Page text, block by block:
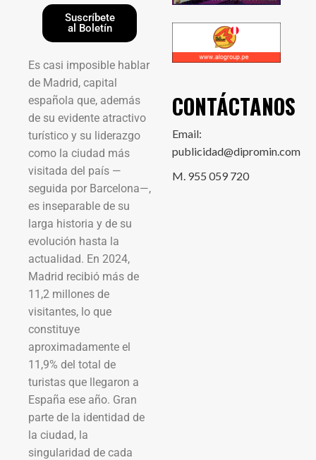
Suscríbete
al Boletín
Es casi imposible hablar
de Madrid, capital
española que, además
de su evidente atractivo
turístico y su liderazgo
como la ciudad más
visitada del país —
seguida por Barcelona—,
es inseparable de su
larga historia y de su
evolución hasta la
actualidad. En 2024,
Madrid recibió más de
11,2 millones de
visitantes, lo que
constituye
aproximadamente el
11,9% del total de
turistas que llegaron a
España ese año. Gran
parte de la identidad de
la ciudad, la
singularidad de cada
CONTÁCTANOS
Email:
publicidad@dipromin.com
M. 955 059 720